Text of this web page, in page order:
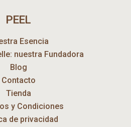
PEEL
Esencia
nuestra Fundadora
Blog
Contacto
Tienda
y Condiciones
de privacidad